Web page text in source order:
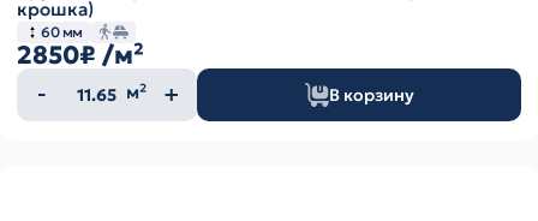
крошка)
60 мм
2850₽ /м²
Количество
товара
м² В корзину